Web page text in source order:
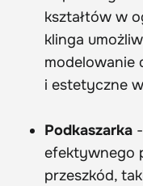
kształtów w
klinga
modelowanie
i estetyczne
Podkaszarka
efektywnego
przeszkód,